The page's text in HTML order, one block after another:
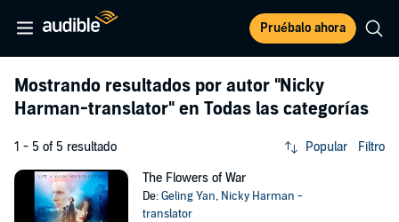
Pruébalo ahora
Mostrando resultados por autor "Nicky
Harman-translator" en Todas las categorías
1 - 5 of 5 resultado Popular Filtro
The Flowers of War
De:Geling Yan, Nicky Harman -
translator